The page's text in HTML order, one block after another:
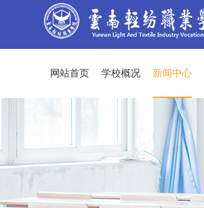
网站首页 学校概况 新闻中心